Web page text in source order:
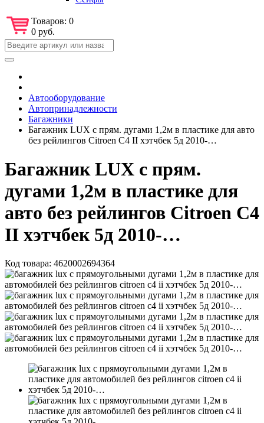
Товаров: 0
0 руб.
Автооборудование
Автопринадлежности
Багажники
Багажник LUX с прям. дугами 1,2м в пластике для авто
без рейлингов Citroen C4 II хэтчбек 5д 2010-…
Багажник LUX с прям.
дугами 1,2м в пластике для
авто без рейлингов Citroen C4
II хэтчбек 5д 2010-…
Код товара: 4620002694364